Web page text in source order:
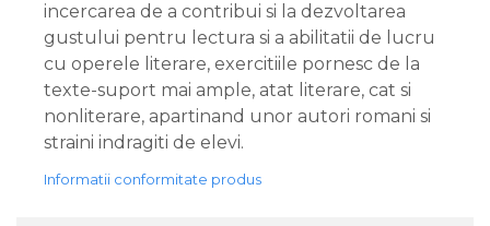
incercarea de a contribui si la dezvoltarea
gustului pentru lectura si a abilitatii de lucru
cu operele literare, exercitiile pornesc de la
texte-suport mai ample, atat literare, cat si
nonliterare, apartinand unor autori romani si
straini indragiti de elevi.
Informatii conformitate produs